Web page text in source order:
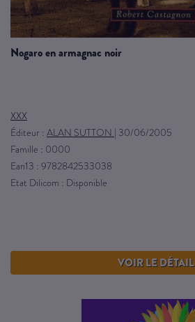
nogaro en armagnac noir
XXX
Éditeur : ALAN SUTTON 30/06/2005
Famille : 0000
Ean13 : 9782842533038
Etat Dilicom : Disponible
VOIR LE DÉTAIL